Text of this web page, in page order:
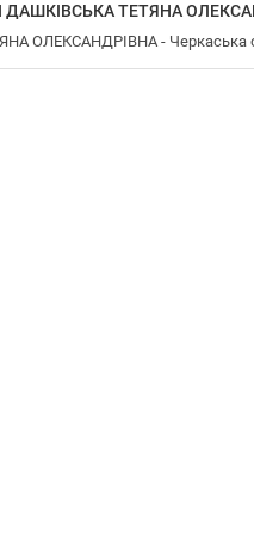
ДАШКІВСЬКА ТЕТЯНА
ОЛЕКСАНДРІВНА - Черкаська